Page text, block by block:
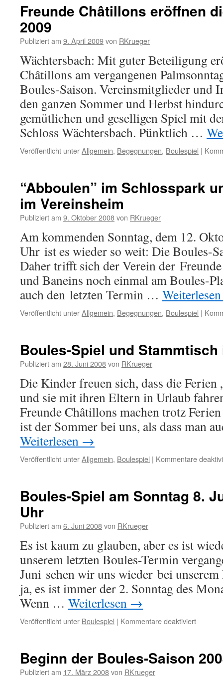
Freunde Châtillons eröffnen
2009
Publiziert am 9. April 2009von RKrueger
Wächtersbach: Mit guter Beteiligung
Châtillons am vergangenen
Boules-Saison. Vereinsmitglieder und
den ganzen Sommer und Herbst
gemütlichen und geselligen Spiel mit
Schloss Wächtersbach. Pünktlich …
Veröffentlicht unterAllgemein, Begegnungen, Boulespiel |
“Abboulen” im Schlosspark
im Vereinsheim
Publiziert am 9. Oktober 2008von RKrueger
Am kommenden Sonntag, dem 12.
Uhr ist es wieder so weit: Die Boules-
Daher trifft sich der Verein der
und Baneins noch einmal am Boules-
auch den letzten Termin …
Veröffentlicht unterAllgemein, Begegnungen, Boulespiel |
Boules-Spiel und
Publiziert am 28. Juni 2008von RKrueger
Die Kinder freuen sich, dass die Ferien
und sie mit ihren Eltern in Urlaub
Freunde Châtillons machen trotz
ist der Sommer bei uns, als dass man
Weiterlesen →
Veröffentlicht unterAllgemein, Boulespiel | Kommentare
Boules-Spiel am Sonntag 8.
Uhr
Publiziert am 6. Juni 2008von RKrueger
Es ist kaum zu glauben, aber es ist
unserem letzten Boules-Termin
Juni sehen wir uns wieder bei
ja, es ist immer der 2. Sonntag des
Wenn … Weiterlesen →
Veröffentlicht unter Boulespiel | Kommentare deaktiviertfür
Sonntag
Beginn der Boules-Saison
Publiziert am 17. März 2008von RKrueger